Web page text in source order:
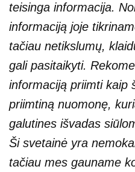
teisinga informacija.
informaciją joje
tačiau netikslumų,
gali pasitaikyti.
informaciją priimti kaip
priimtiną nuomonę,
galutines išvadas
Ši svetainė yra
tačiau mes gauname